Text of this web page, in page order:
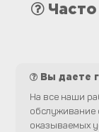
Часто
Вы даете
На все наши
обслуживание
оказываемых